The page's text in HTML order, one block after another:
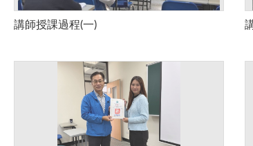
講師授課過程(一)